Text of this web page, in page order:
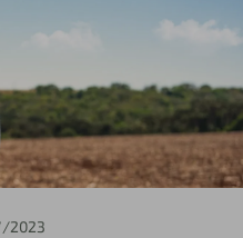
2023